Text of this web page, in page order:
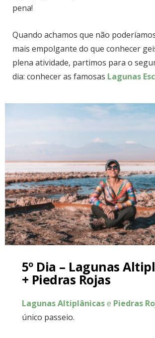
pena!
Quando achamos que não
mais empolgante do que conhecer
plena atividade, partimos para o
dia: conhecer as famosas Lagunas
5º Dia – Lagunas
+ Piedras Rojas
Lagunas Altiplânicase Piedras
único passeio.